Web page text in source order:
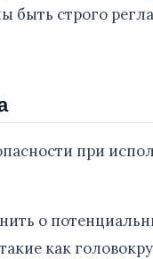
быть строго
при
о
как